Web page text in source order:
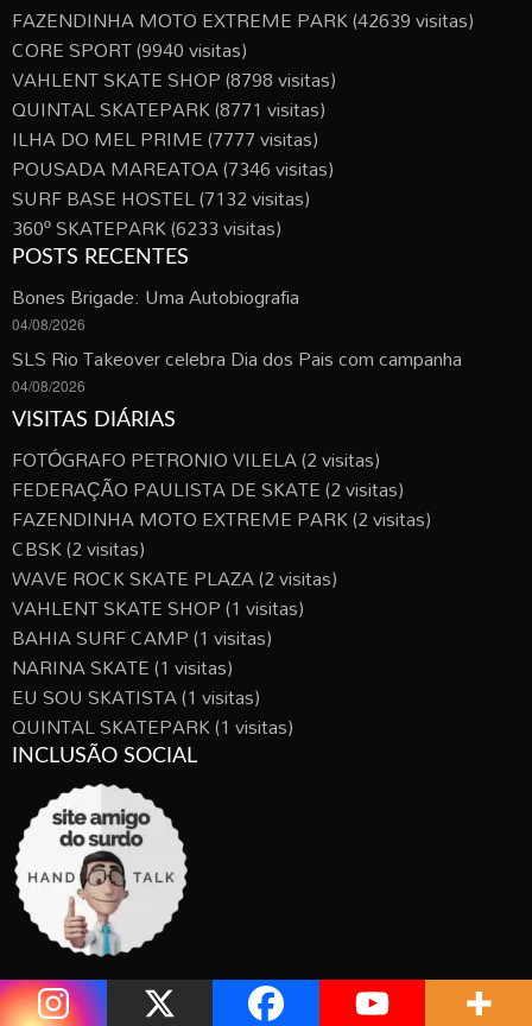
FAZENDINHA MOTO EXTREME PARK(42639 visitas)
CORE SPORT(9940 visitas)
VAHLENT SKATE SHOP(8798 visitas)
QUINTAL SKATEPARK(8771 visitas)
ILHA DO MEL PRIME(7777 visitas)
POUSADA MAREATOA(7346 visitas)
SURF BASE HOSTEL(7132 visitas)
360º SKATEPARK(6233 visitas)
POSTS RECENTES
Bones Brigade: Uma Autobiografia
04/08/2026
SLS Rio Takeover celebra Dia dos Pais com campanha
04/08/2026
VISITAS DIÁRIAS
FOTÓGRAFO PETRONIO VILELA(2 visitas)
FEDERAÇÃO PAULISTA DE SKATE(2 visitas)
FAZENDINHA MOTO EXTREME PARK(2 visitas)
CBSK(2 visitas)
WAVE ROCK SKATE PLAZA(2 visitas)
VAHLENT SKATE SHOP(1 visitas)
BAHIA SURF CAMP(1 visitas)
NARINA SKATE(1 visitas)
EU SOU SKATISTA(1 visitas)
QUINTAL SKATEPARK(1 visitas)
INCLUSÃO SOCIAL